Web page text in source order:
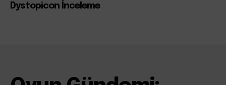
Dystopicon İnceleme